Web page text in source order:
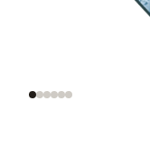
Significado